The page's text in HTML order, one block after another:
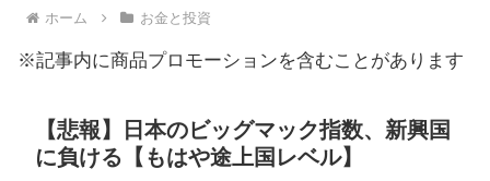
ホーム お金と投資
※記事内に商品プロモーションを含むことがあります
【悲報】日本のビッグマック指数、新興国
に負ける【もはや途上国レベル】